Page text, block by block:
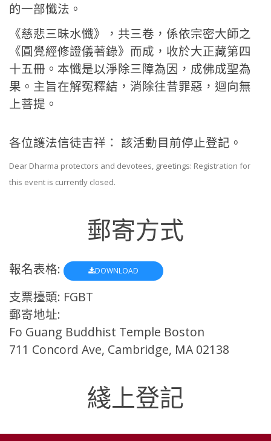
的一部懺法。
《慈悲三昧水懺》，共三卷，係依宗密大師之
《圓覺經修證儀著錄》而成，收於大正藏第四
十五冊。本懺是以淨除三障為因，成佛成聖為
果。主旨在解冤釋結，消除往昔罪惡，迴向無
上菩提。
各位護法信徒吉祥： 該活動目前停止登記。
Dear Dharma protectors and devotees, greetings: Registration for
this event is currently closed.
郵寄方式
報名表格: DOWNLOAD
支票擡頭: FGBT
郵寄地址:
Fo Guang Buddhist Temple Boston
711 Concord Ave, Cambridge, MA 02138
綫上登記